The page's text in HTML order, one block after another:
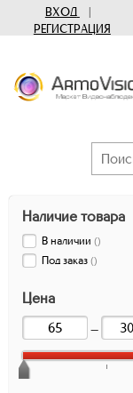
ВХОД
|
РЕГИСТРАЦИЯ
Наличие товара
В наличии ()
Под заказ ()
Цена
—